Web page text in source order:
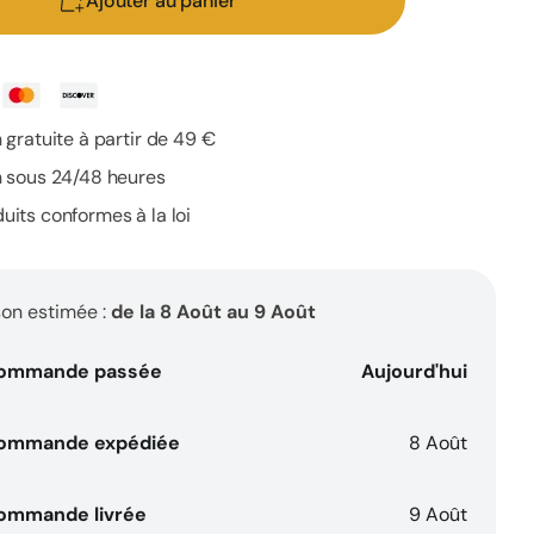
EU4SKIN
Crème
apaisante
naturelle
pour
le
le
contre
l&#39;acné
psoriasis
gratuite à partir de 49 €
sous 24/48 heures
conformes à la loi
estimée :de la 8 Août au 9 Août
passée Aujourd'hui
expédiée 8 Août
livrée 9 Août